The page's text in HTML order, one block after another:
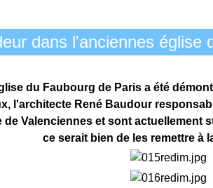
dans l'anciennes église
du Faubourg de Paris a été
l'architecte René Baudour
Valenciennes et sont actuellement
ce serait bien de les remettre à